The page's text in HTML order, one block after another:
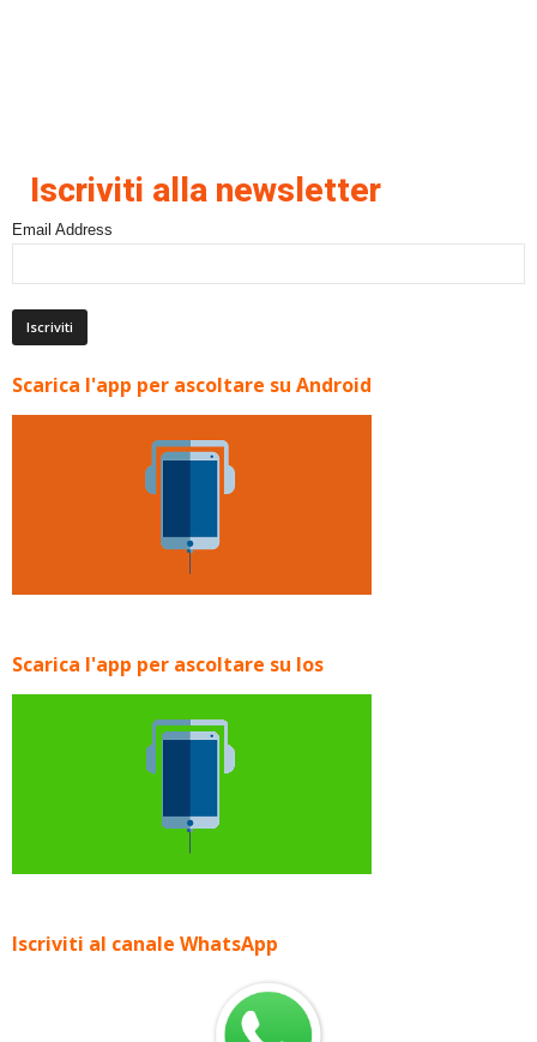
Iscriviti alla newsletter
Email Address
Scarica l'app per ascoltare su Android
Scarica l'app per ascoltare su Ios
Iscriviti al canale WhatsApp